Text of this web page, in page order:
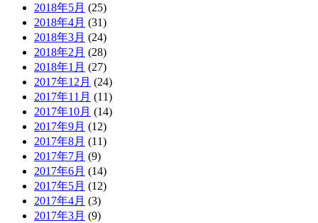
2018年5月 (25)
2018年4月 (31)
2018年3月 (24)
2018年2月 (28)
2018年1月 (27)
2017年12月 (24)
2017年11月 (11)
2017年10月 (14)
2017年9月 (12)
2017年8月 (11)
2017年7月 (9)
2017年6月 (14)
2017年5月 (12)
2017年4月 (3)
2017年3月 (9)